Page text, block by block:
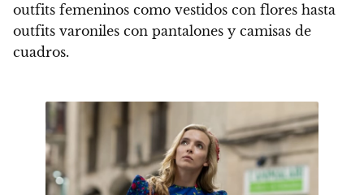
outfits femeninos como vestidos con flores hasta
outfits varoniles con pantalones y camisas de
cuadros.